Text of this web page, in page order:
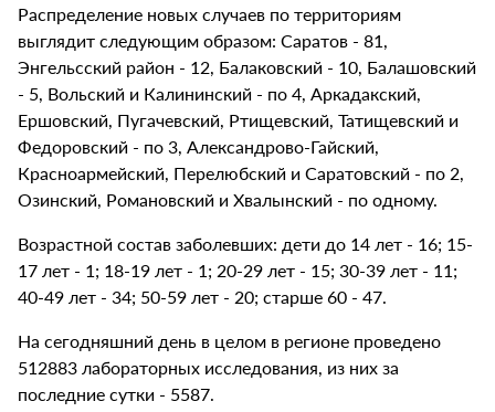
Распределение новых случаев по территориям
выглядит следующим образом: Саратов - 81,
Энгельсский район - 12, Балаковский - 10, Балашовский
- 5, Вольский и Калининский - по 4, Аркадакский,
Ершовский, Пугачевский, Ртищевский, Татищевский и
Федоровский - по 3, Александрово-Гайский,
Красноармейский, Перелюбский и Саратовский - по 2,
Озинский, Романовский и Хвалынский - по одному.
Возрастной состав заболевших: дети до 14 лет - 16; 15-
17 лет - 1; 18-19 лет - 1; 20-29 лет - 15; 30-39 лет - 11;
40-49 лет - 34; 50-59 лет - 20; старше 60 - 47.
На сегодняшний день в целом в регионе проведено
512883 лабораторных исследования, из них за
последние сутки - 5587.